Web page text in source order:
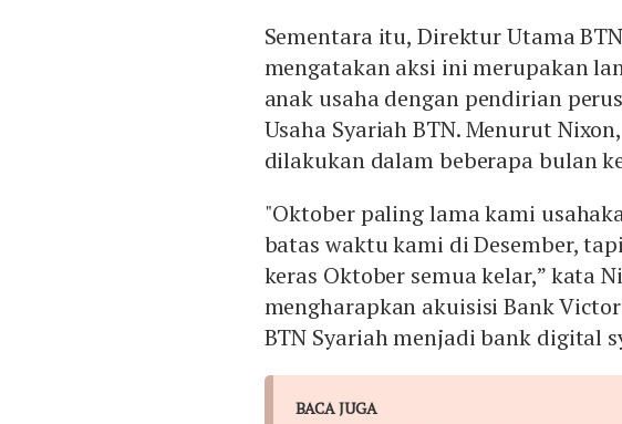
Sementara itu, Direktur Utama
mengatakan aksi ini merupakan
anak usaha dengan pendirian
Usaha Syariah BTN. Menurut Nixon,
dilakukan dalam beberapa bulan
"Oktober paling lama kami
batas waktu kami di Desember,
keras Oktober semua kelar,” kata
mengharapkan akuisisi Bank
BTN Syariah menjadi bank digital
BACA JUGA